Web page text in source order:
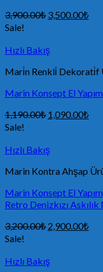
3,900.00₺ 3,500.00₺
Sale!
Hızlı Bakış
Mari̇n Renkli̇ Dekorati̇f
Marin Konsept El
1,190.00₺ 1,090.00₺
Sale!
Hızlı Bakış
Marin Kontra Ahşap
Marin Konsept El
Retro Denizkızı
3,200.00₺ 2,900.00₺
Sale!
Hızlı Bakış